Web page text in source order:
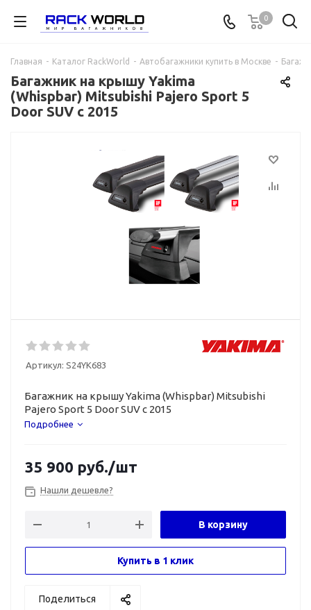
0
Главная - Каталог RackWorld - Автобагажники купить в Москве -
Багажник на крышу Yakima
(Whispbar) Mitsubishi Pajero Sport 5
Door SUV с 2015
Артикул: S24YK683
Багажник на крышу Yakima (Whispbar) Mitsubishi
Pajero Sport 5 Door SUV с 2015
Подробнее
35 900 руб./шт
Нашли дешевле?
В корзину
Купить в 1 клик
Поделиться